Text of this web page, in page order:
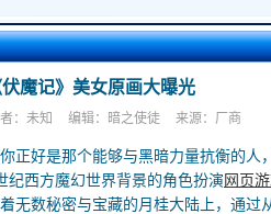
魔记》美女原画大曝光
：未知 编辑：暗之使徒 来源：厂商
好是那个能够与黑暗力量抗衡的人
纪西方魔幻世界背景的角色扮演网页
无数秘密与宝藏的月桂大陆上，通过